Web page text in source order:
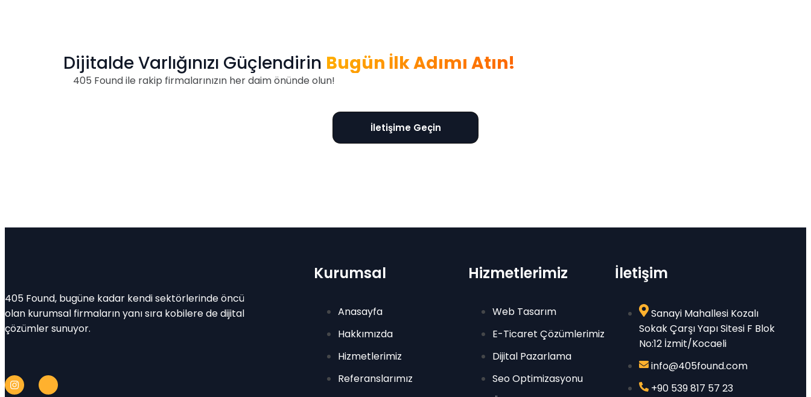
Dijitalde Varlığınızı Güçlendirin Bugün İlk Adımı Atın!
405 Found ile rakip firmalarınızın her daim önünde olun!
İletişime Geçin
405 Found, bugüne kadar kendi sektörlerinde öncü
olan kurumsal firmaların yanı sıra kobilere de dijital
çözümler sunuyor.
Kurumsal
Anasayfa
Hakkımızda
Hizmetlerimiz
Referanslarımız
Hizmetlerimiz
Web Tasarım
E-Ticaret Çözümlerimiz
Dijital Pazarlama
Seo Optimizasyonu
İletişim
Sanayi Mahallesi Kozalı
Sokak Çarşı Yapı Sitesi F Blok
No:12 İzmit/Kocaeli
info@405found.com
+90 539 817 57 23